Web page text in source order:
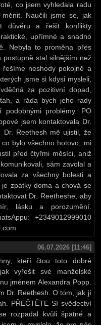
co jsem vyhledala radu
Naučili jsme se, jak
důvěru a řešit konflikty
upřímné a snadno
Nebyla to proměna přes
stal silnějším než
neshody pokojně a
jsme si kdysi mysleli,
za pozitivní dopad,
a ráda bych jeho rady
podobnými problémy. PO
jsem kontaktovala Dr.
Dr. Reethesh mě ujistil, že
bylo všechno hotovo, mi
před čtyřmi měsíci, aniž
sám zavolal a
za všechny bolesti a
zpátky doma a chová se
Dr. Reetheshe, aby
lásku a porozumění.
+2349012999010
06.07.2026 [11:46]
kteří čtou toto dobré
vyřešit své manželské
jménem Alexandra Popp.
Dr. Reethesh. O tom, jak jí
PŘEČTĚTE SI svědectví
rozpadal kvůli špatné a